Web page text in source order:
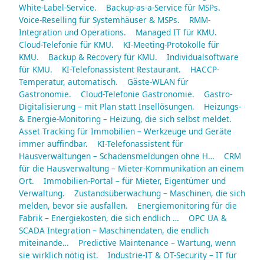
White-Label-Service.
Backup-as-a-Service für MSPs.
Voice-Reselling für Systemhäuser & MSPs.
RMM-
Integration und Operations.
Managed IT für KMU.
Cloud-Telefonie für KMU.
KI-Meeting-Protokolle für
KMU.
Backup & Recovery für KMU.
Individualsoftware
für KMU.
KI-Telefonassistent Restaurant.
HACCP-
Temperatur, automatisch.
Gäste-WLAN für
Gastronomie.
Cloud-Telefonie Gastronomie.
Gastro-
Digitalisierung – mit Plan statt Insellösungen.
Heizungs-
& Energie-Monitoring – Heizung, die sich selbst meldet.
Asset Tracking für Immobilien – Werkzeuge und Geräte
immer auffindbar.
KI-Telefonassistent für
Hausverwaltungen – Schadensmeldungen ohne H…
CRM
für die Hausverwaltung – Mieter-Kommunikation an einem
Ort.
Immobilien-Portal – für Mieter, Eigentümer und
Verwaltung.
Zustandsüberwachung – Maschinen, die sich
melden, bevor sie ausfallen.
Energiemonitoring für die
Fabrik – Energiekosten, die sich endlich …
OPC UA &
SCADA Integration – Maschinendaten, die endlich
miteinande…
Predictive Maintenance – Wartung, wenn
sie wirklich nötig ist.
Industrie-IT & OT-Security – IT für